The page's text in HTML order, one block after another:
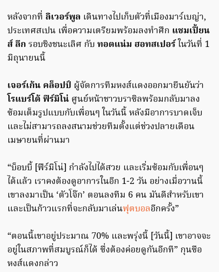
หลังจากที่ ลิเวอร์พูล เดินทางไปเก็บตัวที่เมืองมาร์เบญ่า,
ประเทศสเปน เพื่อความเตรียมพร้อมลงทำศึก แชมเปี้ยน
ส์ ลีก รอบชิงชนะเลิศ กับ ทอตแน่ม ฮอทสเปอร์ในวันที่ 1
มิถุนายนนี้
เจอร์เก้น คล็อปป์ ผู้จัดการทีมหงส์แดงออกมายืนยันว่า
โรแบร์โต้ ฟีร์มิโน่ ศูนย์หน้าชาวบราซิลพร้อมกลับมาลง
ซ้อมเต็มรูปแบบกับเพื่อนๆ ในวันนี้ หลังมีอาการบาดเจ็บ
และไม่สามารถลงสนามช่วยทีมตั้งแต่ช่วงปลายเดือน
เมษายนที่ผ่านมา
“บ็อบบี้ [ฟีร์มิโน่] กำลังไปได้สวย และเริ่มซ้อมกับเพื่อนๆ
ได้แล้ว เราคงต้องดูอาการในอีก 1-2 วัน อย่างเมื่อวานนี้
เขาลงมาเป็น ‘ตัวโจ๊ก’ ตอนลงทีม 6 คน มันดีสำหรับเขา
และเป็นก้าวแรกที่จะกลับมาเล่นฟุตบอลอีกครั้ง”
“ตอนนี้เขาอยู่ประมาณ 70% และพรุ่งนี้ [วันนี้] เขาอาจจะ
อยู่ในสภาพที่สมบูรณ์ก็ได้ ซึ่งต้องค่อยดูกันอีกที” กุนซือ
หงส์แดงกล่าว